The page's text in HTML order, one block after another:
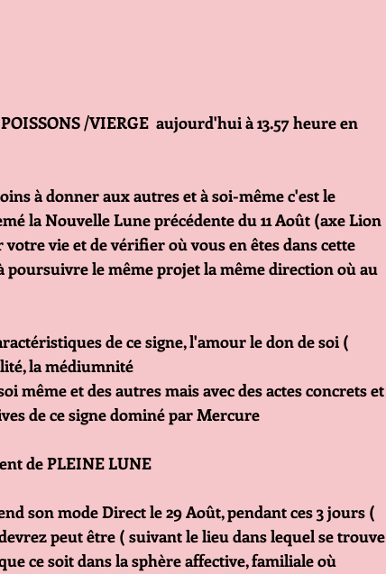
/VIERGE  aujourd'hui à 13.57 heure en
à donner aux autres et à soi-même c'est le
la Nouvelle Lune précédente du 11 Août (axe Lion
vie et de vérifier où vous en êtes dans cette
poursuivre le même projet la même direction où au
de ce signe, l'amour le don de soi (
la médiumnité
même et des autres mais avec des actes concrets et
de ce signe dominé par Mercure
de PLEINE LUNE
son mode Direct le 29 Août, pendant ces 3 jours (
peut être ( suivant le lieu dans lequel se trouve
ce soit dans la sphère affective, familiale où